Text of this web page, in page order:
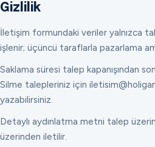
Gizlilik
İletişim formundaki veriler yalnızca
işlenir; üçüncü taraflarla pazarlama
Saklama süresi talep kapanışından
Silme talepleriniz için
yazabilirsiniz.
Detaylı aydınlatma metni talep
üzerinden iletilir.